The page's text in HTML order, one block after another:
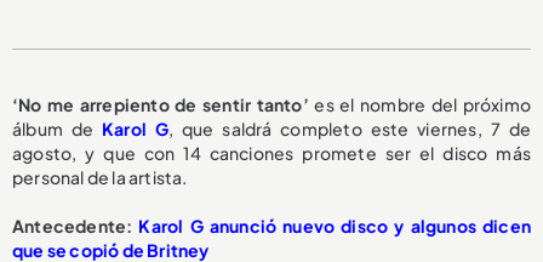
‘No me arrepiento de sentir tanto’ es el nombre del próximo
álbum de Karol G, que saldrá completo este viernes, 7 de
agosto, y que con 14 canciones promete ser el disco más
personal de la artista.
Antecedente: Karol G anunció nuevo disco y algunos dicen
que se copió de Britney